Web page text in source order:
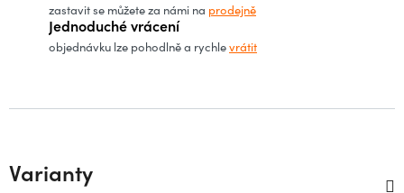
zastavit se můžete za námi na prodejně
Jednoduché vrácení
objednávku lze pohodlně a rychlevrátit
Varianty